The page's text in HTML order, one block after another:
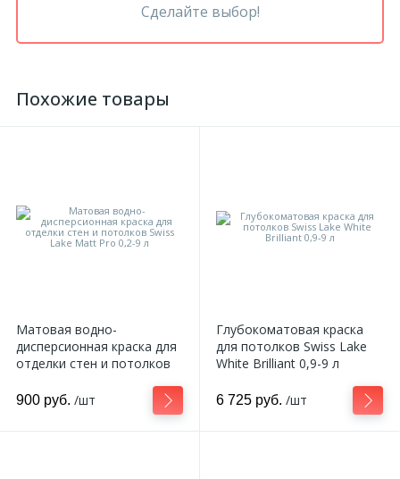
Сделайте выбор!
Похожие товары
Матовая водно-
дисперсионная краска для
отделки стен и потолков
900 руб. /шт
Глубокоматовая краска
для потолков Swiss Lake
White Brilliant 0,9-9 л
6 725 руб. /шт